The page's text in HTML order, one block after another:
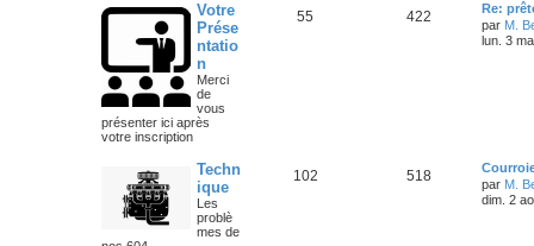
Votre
Prése
ntatio
n
Merci
de
vous
présenter ici après
votre inscription
55 422
Re:
par M.
lun. 3
Techn
ique
Les
problè
mes de
102 518
par M.
dim. 2